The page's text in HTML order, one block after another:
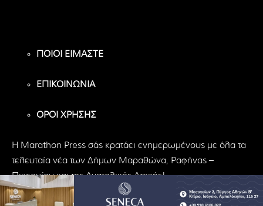
ΠΟΙΟΙ ΕΙΜΑΣΤΕ
ΕΠΙΚΟΙΝΩΝΙΑ
ΟΡΟΙ ΧΡΗΣΗΣ
H Marathon Press σάς κρατάει ενημερωμένους με όλα τα
τελευταία νέα των Δήμων Μαραθώνα, Ραφήνας –
Πικερμίου και της Ανατολικής Αττικής!